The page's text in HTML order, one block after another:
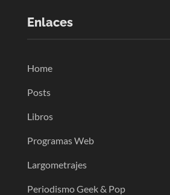
Enlaces
Home
Posts
Libros
Programas Web
Largometrajes
Periodismo Geek & Pop